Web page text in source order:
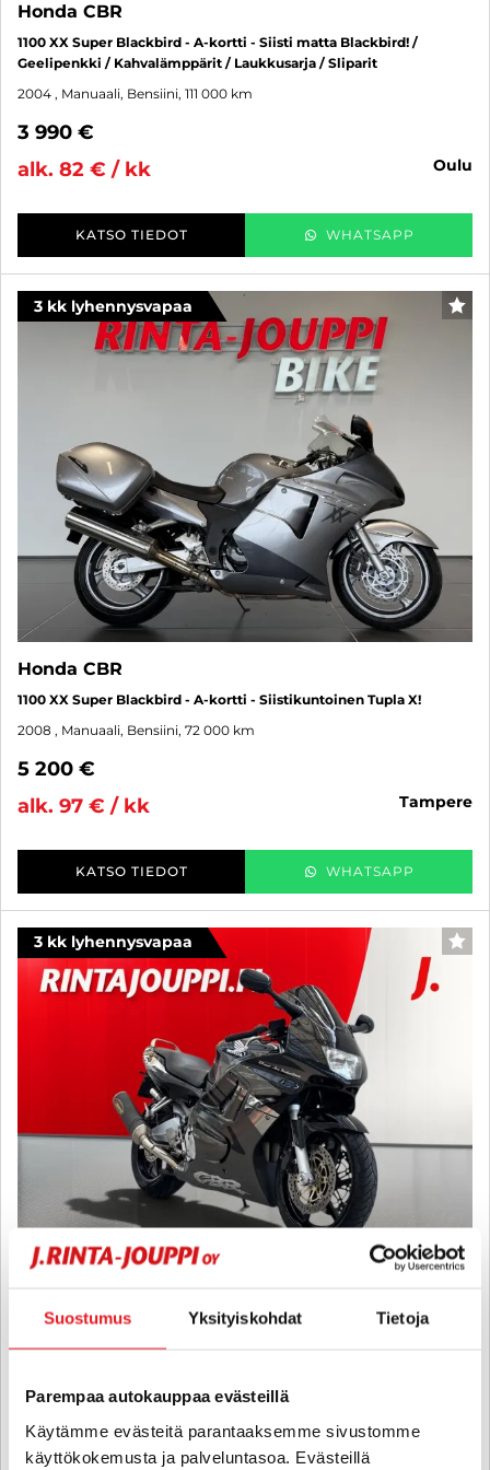
Suostumus Yksityiskohdat Tietoja
Parempaa autokauppaa evästeillä
Käytämme evästeitä parantaaksemme sivustomme
käyttökokemusta ja palveluntasoa. Evästeillä
Honda CBR
1100 XX Super Blackbird - A-kortti - Siisti matta Blackbird! /
Geelipenkki / Kahvalämppärit / Laukkusarja / Sliparit
2004 , Manuaali, Bensiini, 111 000 km
3 990 €
alk. 82 € / kk
oulu
KATSO TIEDOT WHATSAPP
3 kk lyhennysvapaa
Honda CBR
1100 XX Super Blackbird - A-kortti - Siistikuntoinen Tupla X!
2008 , Manuaali, Bensiini, 72 000 km
5 200 €
alk. 97 € / kk
tampere
KATSO TIEDOT WHATSAPP
3 kk lyhennysvapaa
2 480 €
alk. 63 € / kk